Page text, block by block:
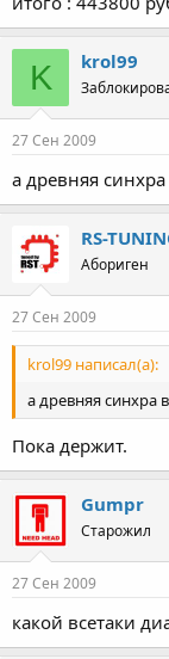
K krol99
27 Сен 2009
а древняя
RS-
Абориген
27 Сен 2009
krol99 написал(а):
а древняя синхра
Пока держит.
Gumpr
Старожил
27 Сен 2009
какой всетаки